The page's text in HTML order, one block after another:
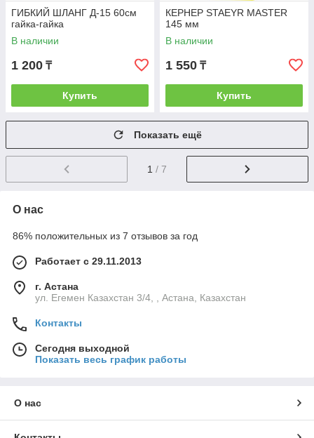
ГИБКИЙ ШЛАНГ Д-15 60см
гайка-гайка
В наличии
1 200 ₸
Купить
КЕРНЕР STAEYR MASTER
145 мм
В наличии
1 550 ₸
Купить
Показать ещё
1 / 7
О нас
86% положительных из 7 отзывов за год
Работает с 29.11.2013
г. Астана
ул. Егемен Казахстан 3/4, , Астана, Казахстан
Контакты
Сегодня выходной
Показать весь график работы
О нас